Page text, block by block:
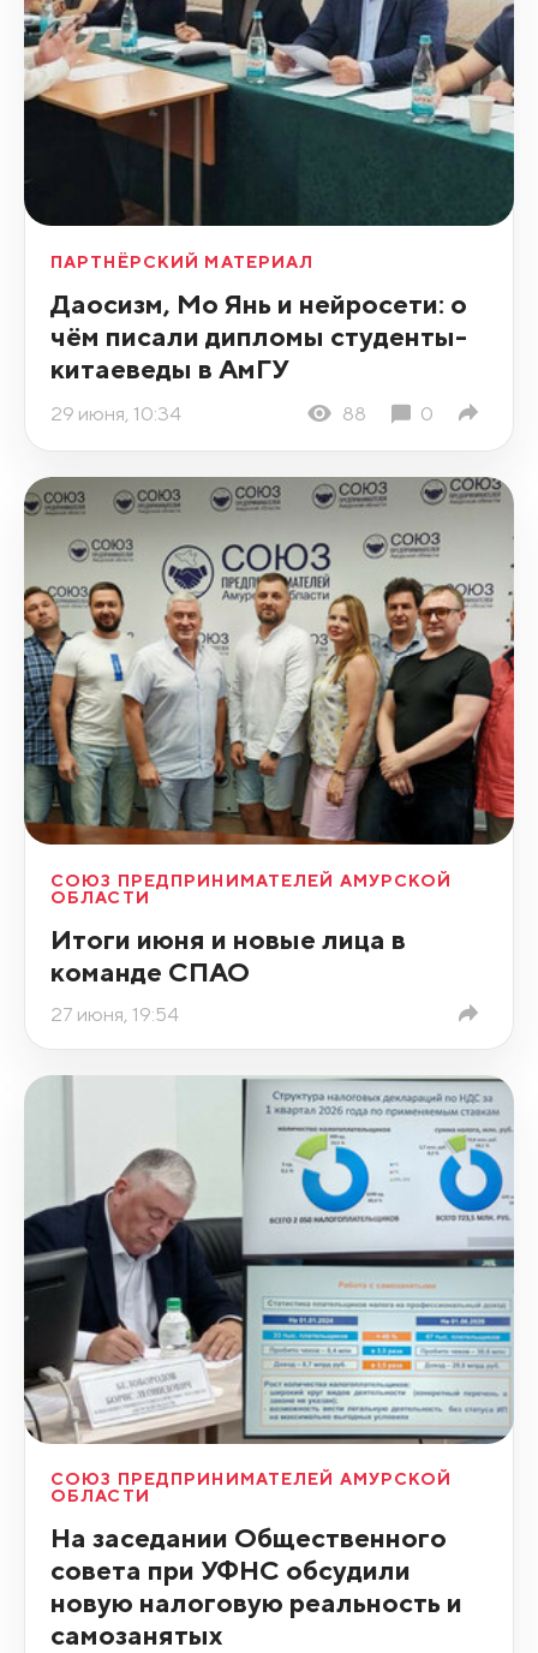
ПАРТНЁРСКИЙ МАТЕРИАЛ
Даосизм, Мо Янь и нейросети: о
чём писали дипломы студенты-
китаеведы в АмГУ
29 июня, 10:34 88 0
СОЮЗ ПРЕДПРИНИМАТЕЛЕЙ АМУРСКОЙ
ОБЛАСТИ
Итоги июня и новые лица в
команде СПАО
27 июня, 19:54
СОЮЗ ПРЕДПРИНИМАТЕЛЕЙ АМУРСКОЙ
ОБЛАСТИ
На заседании Общественного
совета при УФНС обсудили
новую налоговую реальность и
самозанятых